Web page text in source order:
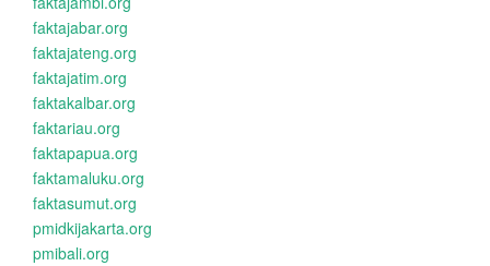
faktajabar.org
faktajateng.org
faktajatim.org
faktakalbar.org
faktariau.org
faktapapua.org
faktamaluku.org
faktasumut.org
pmidkijakarta.org
pmibali.org